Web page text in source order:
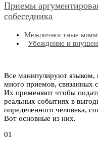
Приемы
собеседника
Межличностные
| Убеждение и
Все манипулируют языком,
много приемов, связанных
Их применяют чтобы
реальных событиях в
определенного человека,
Вот основные из них.
01